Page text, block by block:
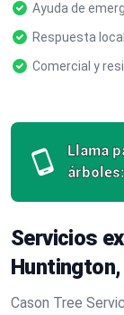
Ayuda de
Respuesta
Comercial y
Llama
árboles:
Servicios
Huntington,
Cason Tree